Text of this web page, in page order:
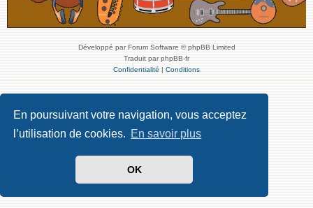
En poursuivant votre navigation, vous acceptez
l’utilisation de cookies. En savoir plus
OK
Développé par Forum Software © phpBB Limited
Traduit par phpBB-fr
Confidentialité | Conditions